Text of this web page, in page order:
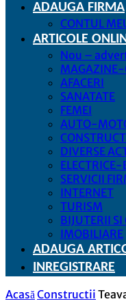
ADAUGA FIRMA
CONTUL
ARTICOLE
Nou –
MAGAZINE-
AFACERI
SANATATE
FEMEI
AUTO-
DIVERSE
ELECTRICE-
SERVICII
INTERNET
TURISM
BIJUTERII SI
IMOBILIARE
ADAUGA
INREGISTRARE
AcasăConstructii